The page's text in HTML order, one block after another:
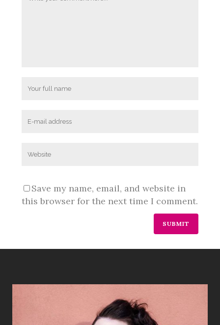
Save my name, email, and website in
this browser for the next time I comment.